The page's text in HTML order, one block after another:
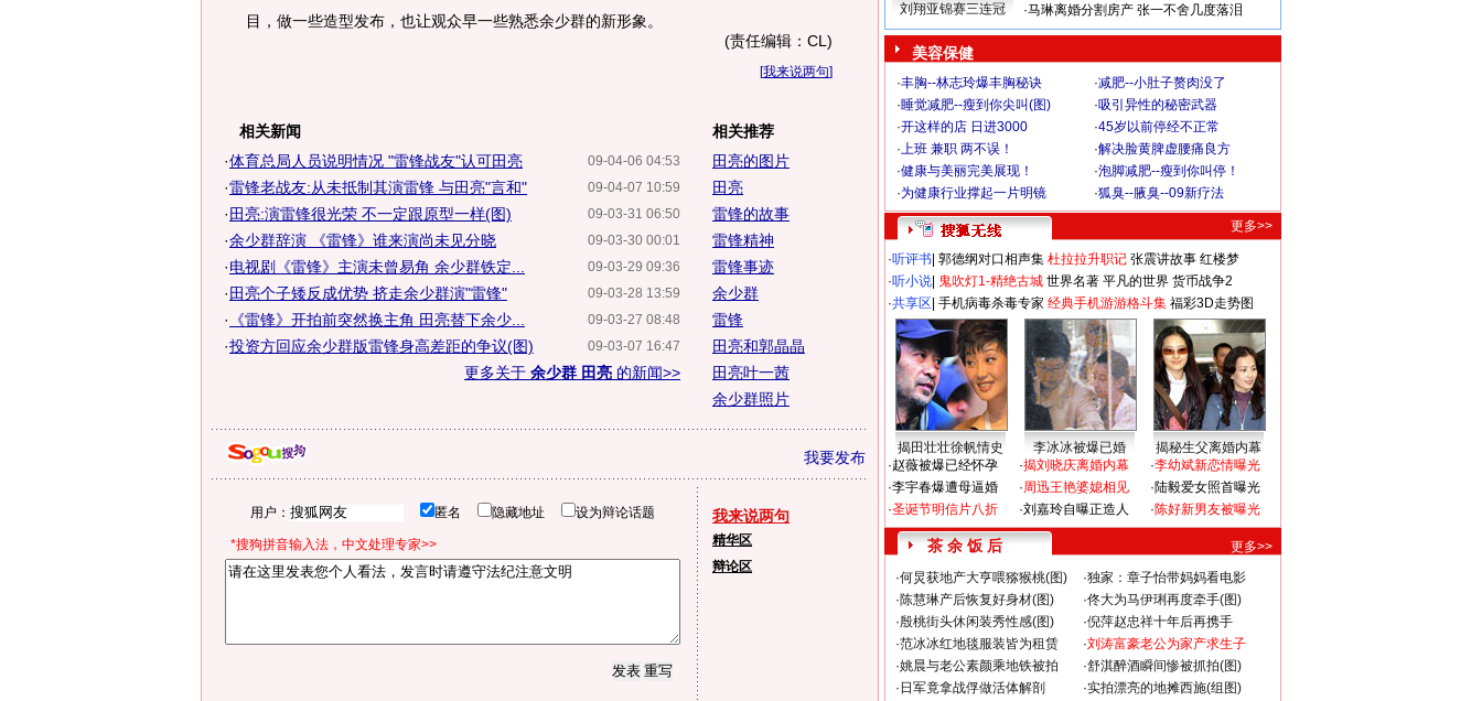
目，做一些造型发布，也让观众早一些熟悉余少群的新形象。
(责任编辑：CL)
[我来说两句]
相关新闻
09-04-06 04:53
·体育总局人员说明情况 "雷锋战友"认可田亮
09-04-07 10:59
·雷锋老战友:从未抵制其演雷锋 与田亮"言和"
09-03-31 06:50
· 田亮:演雷锋很光荣 不一定跟原型一样(图)
09-03-30 00:01
·余少群辞演 《雷锋》谁来演尚未见分晓
09-03-29 09:36
·电视剧《雷锋》主演未曾易角 余少群铁定...
09-03-28 13:59
· 田亮个子矮反成优势 挤走余少群演"雷锋"
09-03-27 08:48
· 《雷锋》开拍前突然换主角 田亮替下余少...
09-03-07 16:47
·投资方回应余少群版雷锋身高差距的争议(图)
更多关于 余少群 田亮 的新闻>>
相关推荐
田亮的图片
田亮
雷锋的故事
雷锋精神
雷锋事迹
余少群
雷锋
田亮和郭晶晶
田亮叶一茜
余少群照片
我要发布
用户： 匿名 隐藏地址 设为辩论话题
*搜狗拼音输入法，中文处理专家>>
我来说两句
精华区
辩论区
刘翔亚锦赛三连冠
·马琳离婚分割房产 张一不舍几度落泪
美容保健
·丰胸--林志玲爆丰胸秘诀 ·减肥--小肚子赘肉没了
·睡觉减肥--瘦到你尖叫(图) ·吸引异性的秘密武器
·开这样的店 日进3000 ·45岁以前停经不正常
·上班 兼职 两不误！ ·解决脸黄脾虚腰痛良方
·健康与美丽完美展现！ ·泡脚减肥--瘦到你叫停！
·为健康行业撑起一片明镜 ·狐臭--腋臭--09新疗法
更多>>
·听评书 郭德纲对口相声集 杜拉拉升职记 张震讲故事 红楼梦
·听小说 鬼吹灯1-精绝古城 世界名著 平凡的世界 货币战争2
·共享区 手机病毒杀毒专家 经典手机游游格斗集 福彩3D走势图
揭田壮壮徐帆情史 李冰冰被爆已婚
揭秘生父离婚内幕
·赵薇被爆已经怀孕
·李宇春爆遭母逼婚
·圣诞节明信片八折
·揭刘晓庆离婚内幕
·周迅王艳婆媳相见
·刘嘉玲自曝正造人
·李幼斌新恋情曝光
·陆毅爱女照首曝光
·陈好新男友被曝光
茶 余 饭 后
更多>>
·何炅获地产大亨喂猕猴桃(图) ·独家：章子怡带妈妈看电影
·陈慧琳产后恢复好身材(图) ·佟大为马伊琍再度牵手(图)
·殷桃街头休闲装秀性感(图) ·倪萍赵忠祥十年后再携手
·范冰冰红地毯服装皆为租赁 ·刘涛富豪老公为家产求生子
·姚晨与老公素颜乘地铁被拍 ·舒淇醉酒瞬间惨被抓拍(图)
· 日军竟拿战俘做活体解剖 ·实拍漂亮的地摊西施(组图)